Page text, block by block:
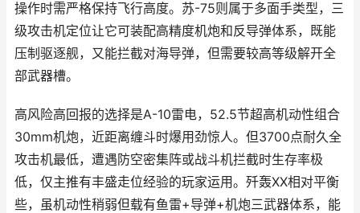
操作时需严格保持飞行高度。苏-75则属于多面手类型，三
级攻击机定位让它可装配高精度机炮和反导弹体系，既能
压制驱逐舰，又能拦截对海导弹，但需要较高等级解开全
部武器槽。
高风险高回报的选择是A-10雷电，52.5节超高机动性组合
30mm机炮，近距离缠斗时爆用劲惊人。但3700点耐久全
攻击机最低，遭遇防空密集阵或战斗机拦截时生存率极
低，仅主推有丰盛走位经验的玩家运用。歼轰XX相对平衡
些，虽机动性稍弱但载有鱼雷+导弹+机炮三武器体系，能